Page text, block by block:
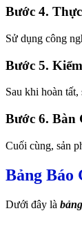
Bước 4.
Sử dụng công
Bước 5.
Sau khi hoàn
Bước 6. Bàn
Cuối cùng, sản
Bảng Báo
Dưới đây là